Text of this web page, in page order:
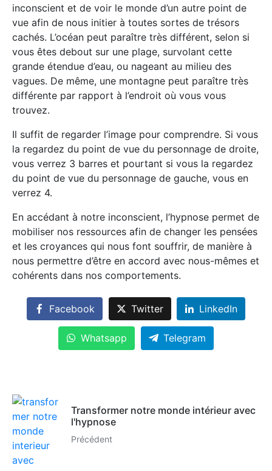
inconscient et de voir le monde d’un autre point de
vue afin de nous initier à toutes sortes de trésors
cachés. L’océan peut paraître très différent, selon si
vous êtes debout sur une plage, survolant cette
grande étendue d’eau, ou nageant au milieu des
vagues. De même, une montagne peut paraître très
différente par rapport à l’endroit où vous vous
trouvez.
Il suffit de regarder l’image pour comprendre. Si vous
la regardez du point de vue du personnage de droite,
vous verrez 3 barres et pourtant si vous la regardez
du point de vue du personnage de gauche, vous en
verrez 4.
En accédant à notre inconscient, l’hypnose permet de
mobiliser nos ressources afin de changer les pensées
et les croyances qui nous font souffrir, de manière à
nous permettre d’être en accord avec nous-mêmes et
cohérents dans nos comportements.
Facebook Twitter LinkedIn
Whatsapp Telegram
Transformer notre monde intérieur avec
l'hypnose
Précédent